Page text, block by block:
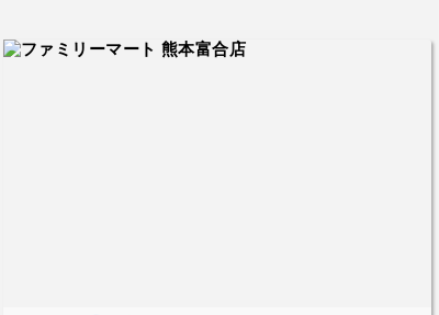
店並の適当さだった。気になるのはその2人くら